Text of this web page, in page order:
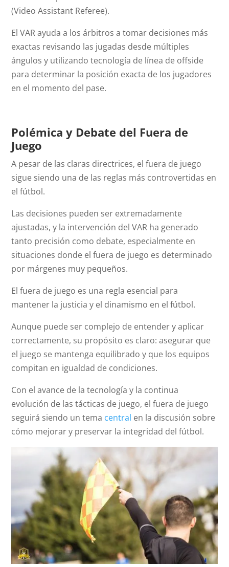
(Video Assistant Referee).
El VAR ayuda a los árbitros a tomar decisiones más
exactas revisando las jugadas desde múltiples
ángulos y utilizando tecnología de línea de offside
para determinar la posición exacta de los jugadores
en el momento del pase.
Polémica y Debate del Fuera de
Juego
A pesar de las claras directrices, el fuera de juego
sigue siendo una de las reglas más controvertidas en
el fútbol.
Las decisiones pueden ser extremadamente
ajustadas, y la intervención del VAR ha generado
tanto precisión como debate, especialmente en
situaciones donde el fuera de juego es determinado
por márgenes muy pequeños.
El fuera de juego es una regla esencial para
mantener la justicia y el dinamismo en el fútbol.
Aunque puede ser complejo de entender y aplicar
correctamente, su propósito es claro: asegurar que
el juego se mantenga equilibrado y que los equipos
compitan en igualdad de condiciones.
Con el avance de la tecnología y la continua
evolución de las tácticas de juego, el fuera de juego
seguirá siendo un tema central en la discusión sobre
cómo mejorar y preservar la integridad del fútbol.